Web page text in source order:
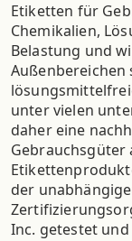
Etiketten für
Chemikalien,
Belastung und
Außenbereichen
unter vielen
daher eine
Gebrauchsgüter
der
Inc. getestet